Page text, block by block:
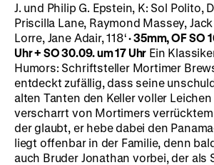
J. und Philip G. Epstein, K: Sol Polito,
Priscilla Lane, Raymond Massey,
Lorre, Jane Adair, 118‘· 35mm, OF SO
Uhr+ SO 30.09. um17 Uhr Ein
Humors: Schriftsteller Mortimer
entdeckt zufällig, dass seine
alten Tanten den Keller voller
verscharrt von Mortimers verrücktem
der glaubt, er hebe dabei den
liegt offenbar in der Familie, denn
auch Bruder Jonathan vorbei, der als